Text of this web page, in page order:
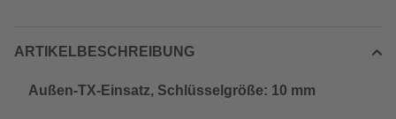
ARTIKELBESCHREIBUNG
Außen-TX-Einsatz, Schlüsselgröße: 10 mm